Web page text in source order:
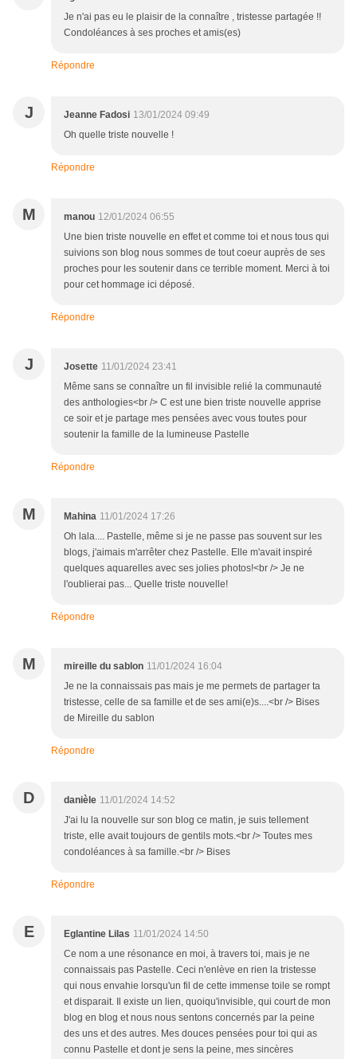
Je n'ai pas eu le plaisir de la connaître , tristesse partagée !!
Condoléances à ses proches et amis(es)
Répondre
J Jeanne Fadosi 13/01/2024 09:49
Oh quelle triste nouvelle !
Répondre
M manou 12/01/2024 06:55
Une bien triste nouvelle en effet et comme toi et nous tous qui
suivions son blog nous sommes de tout coeur auprès de ses
proches pour les soutenir dans ce terrible moment. Merci à toi
pour cet hommage ici déposé.
Répondre
J Josette 11/01/2024 23:41
Même sans se connaître un fil invisible relié la communauté
des anthologies<br /> C est une bien triste nouvelle apprise
ce soir et je partage mes pensées avec vous toutes pour
soutenir la famille de la lumineuse Pastelle
Répondre
M Mahina 11/01/2024 17:26
Oh lala.... Pastelle, même si je ne passe pas souvent sur les
blogs, j'aimais m'arrêter chez Pastelle. Elle m'avait inspiré
quelques aquarelles avec ses jolies photos!<br /> Je ne
l'oublierai pas... Quelle triste nouvelle!
Répondre
M mireille du sablon 11/01/2024 16:04
Je ne la connaissais pas mais je me permets de partager ta
tristesse, celle de sa famille et de ses ami(e)s....<br /> Bises
de Mireille du sablon
Répondre
D danièle 11/01/2024 14:52
J'ai lu la nouvelle sur son blog ce matin, je suis tellement
triste, elle avait toujours de gentils mots.<br /> Toutes mes
condoléances à sa famille.<br /> Bises
Répondre
E Eglantine Lilas 11/01/2024 14:50
Ce nom a une résonance en moi, à travers toi, mais je ne
connaissais pas Pastelle. Ceci n'enlève en rien la tristesse
qui nous envahie lorsqu'un fil de cette immense toile se rompt
et disparait. Il existe un lien, quoiqu'invisible, qui court de mon
blog en blog et nous nous sentons concernés par la peine
des uns et des autres. Mes douces pensées pour toi qui as
connu Pastelle et dont je sens la peine, mes sincères